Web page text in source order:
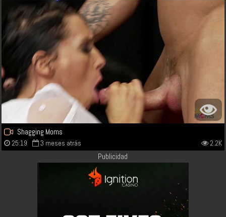
Shagging Moms
25:19 3 meses atrás 2.2K
Publicidad